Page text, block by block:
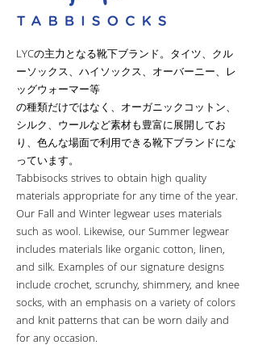
LYCの主力となる靴下ブランド。タイツ、クル
ーソックス、ハイソックス、オーバーニー、レ
ッグウォーマー等
の種類だけではなく、オーガニックコットン、
シルク、ウールなど素材も豊富に展開してお
り、色んな場面で利用できる靴下ブランドにな
っています。
Tabbisocks strives to obtain high quality
materials appropriate for any time of the year.
Our Fall and Winter legwear uses materials
such as wool. Likewise, our Summer legwear
includes materials like organic cotton, linen,
and silk. Examples of our signature designs
include crochet, scrunchy, shimmery, and knee
socks, with an emphasis on a variety of colors
and knit patterns that can be worn daily and
for any occasion.